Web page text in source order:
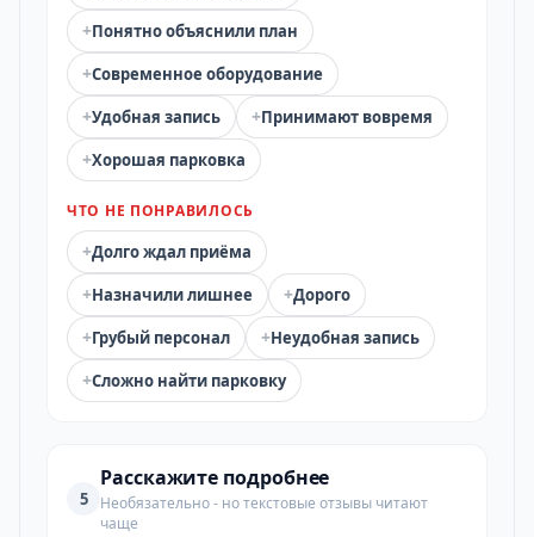
+Понятно объяснили план
+Современное оборудование
+Удобная запись +Принимают вовремя
+Хорошая парковка
ЧТО НЕ ПОНРАВИЛОСЬ
+Долго ждал приёма
+Назначили лишнее +Дорого
+Грубый персонал +Неудобная запись
+Сложно найти парковку
5
Расскажите подробнее
Необязательно - но текстовые отзывы читают
чаще